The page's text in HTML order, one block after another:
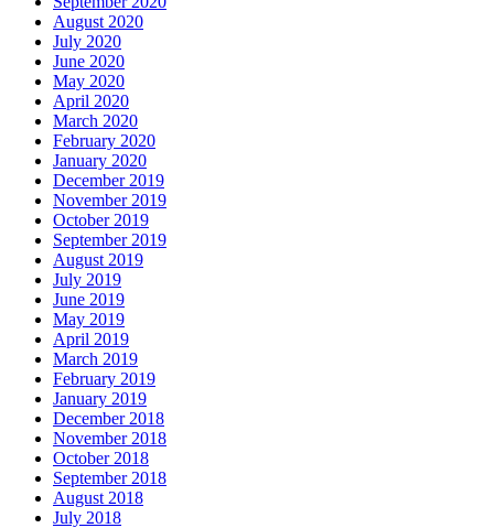
August 2020
July 2020
June 2020
May 2020
April 2020
March 2020
February 2020
January 2020
December 2019
November 2019
October 2019
September 2019
August 2019
July 2019
June 2019
May 2019
April 2019
March 2019
February 2019
January 2019
December 2018
November 2018
October 2018
September 2018
August 2018
July 2018